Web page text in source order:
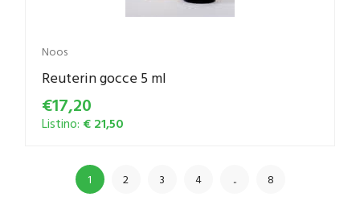
Noos
Reuterin gocce 5 ml
€17,20
Listino: € 21,50
1 2 3 4 .. 8